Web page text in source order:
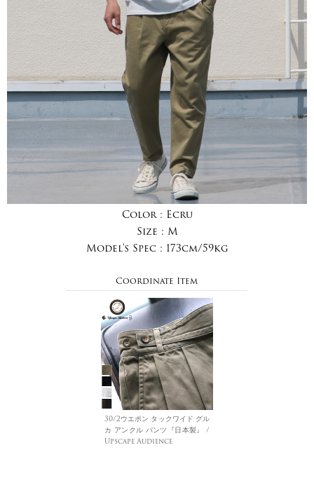
Color : Ecru
Size : M
Model's Spec : 173cm/59kg
Coordinate Item
30/2ウエポン タックワイド グル
カ アンクル パンツ『日本製』 /
Upscape Audience